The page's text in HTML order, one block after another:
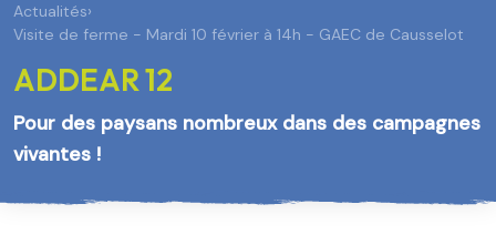
Actualités›
Visite de ferme - Mardi 10 février à 14h - GAEC de Causselot
ADDEAR 12
Pour des paysans nombreux dans des campagnes
vivantes !